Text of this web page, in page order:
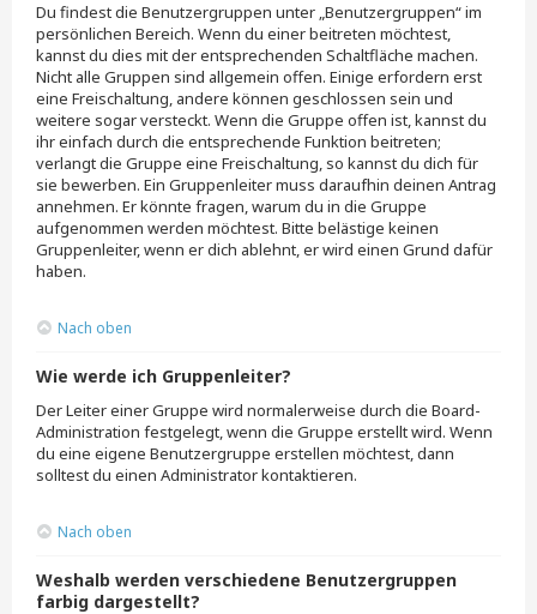
Du findest die Benutzergruppen unter „Benutzergruppen“ im
persönlichen Bereich. Wenn du einer beitreten möchtest,
kannst du dies mit der entsprechenden Schaltfläche machen.
Nicht alle Gruppen sind allgemein offen. Einige erfordern erst
eine Freischaltung, andere können geschlossen sein und
weitere sogar versteckt. Wenn die Gruppe offen ist, kannst du
ihr einfach durch die entsprechende Funktion beitreten;
verlangt die Gruppe eine Freischaltung, so kannst du dich für
sie bewerben. Ein Gruppenleiter muss daraufhin deinen Antrag
annehmen. Er könnte fragen, warum du in die Gruppe
aufgenommen werden möchtest. Bitte belästige keinen
Gruppenleiter, wenn er dich ablehnt, er wird einen Grund dafür
haben.
Nach oben
Wie werde ich Gruppenleiter?
Der Leiter einer Gruppe wird normalerweise durch die Board-
Administration festgelegt, wenn die Gruppe erstellt wird. Wenn
du eine eigene Benutzergruppe erstellen möchtest, dann
solltest du einen Administrator kontaktieren.
Nach oben
Weshalb werden verschiedene Benutzergruppen
farbig dargestellt?